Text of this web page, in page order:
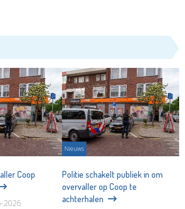
Coop
2026
Nieuws
Politie schakelt publiek in om
overvaller op Coop te
achterhalen